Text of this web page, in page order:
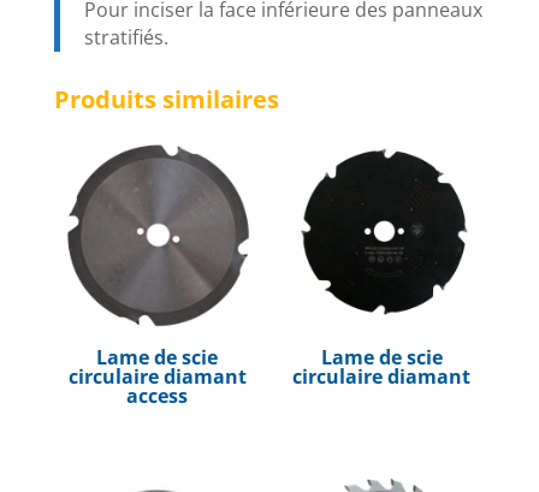
Pour inciser la face inférieure des panneaux
stratifiés.
Produits similaires
Lame de scie
circulaire diamant
access
Lame de scie
circulaire diamant